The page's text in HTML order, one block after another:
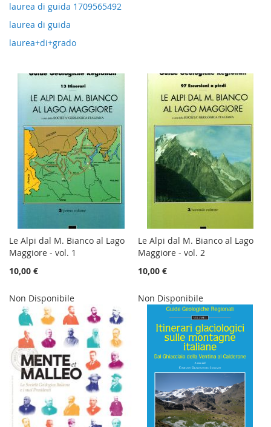
laurea di guida 1709565492
laurea di guida
laurea+di+grado
Le Alpi dal M. Bianco al Lago
Maggiore - vol. 1
10,00 €
Non Disponibile
Le Alpi dal M. Bianco al Lago
Maggiore - vol. 2
10,00 €
Non Disponibile